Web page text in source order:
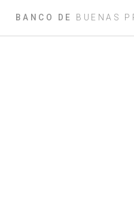
BANCO DE BUENAS